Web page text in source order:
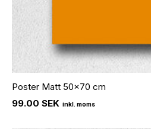
Poster Matt 50x70 cm
99.00 SEK